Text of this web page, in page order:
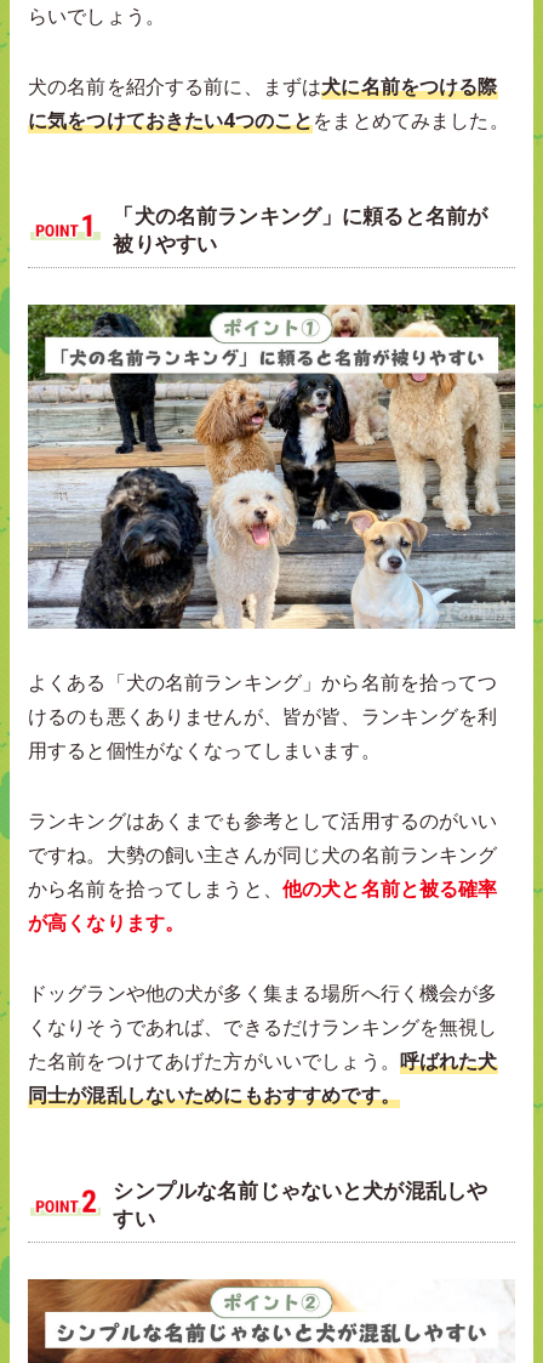
らいでしょう。
犬の名前を紹介する前に、まずは犬に名前をつける際
に気をつけておきたい4つのことをまとめてみました。
「犬の名前ランキング」に頼ると名前が
被りやすい
よくある「犬の名前ランキング」から名前を拾ってつ
けるのも悪くありませんが、皆が皆、ランキングを利
用すると個性がなくなってしまいます。
ランキングはあくまでも参考として活用するのがいい
ですね。大勢の飼い主さんが同じ犬の名前ランキング
から名前を拾ってしまうと、 他の犬と名前と被る確率
が高くなります。
ドッグランや他の犬が多く集まる場所へ行く機会が多
くなりそうであれば、できるだけランキングを無視し
た名前をつけてあげた方がいいでしょう。 呼ばれた犬
同士が混乱しないためにもおすすめです。
シンプルな名前じゃないと犬が混乱しや
すい